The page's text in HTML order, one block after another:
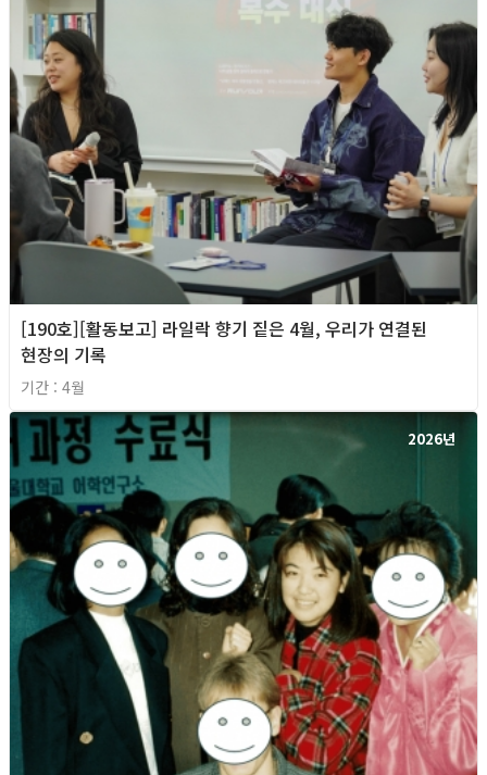
[190호][활동보고] 라일락 향기 짙은 4월, 우리가 연결된
현장의 기록
기간 : 4월
2026년